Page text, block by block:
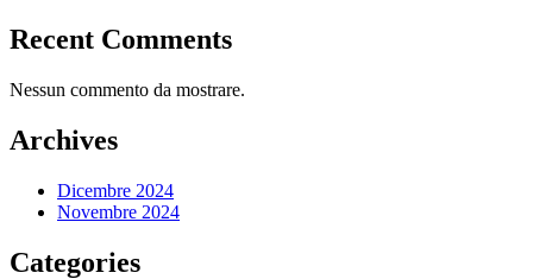
Recent Comments
Nessun commento da mostrare.
Archives
Dicembre 2024
Novembre 2024
Categories